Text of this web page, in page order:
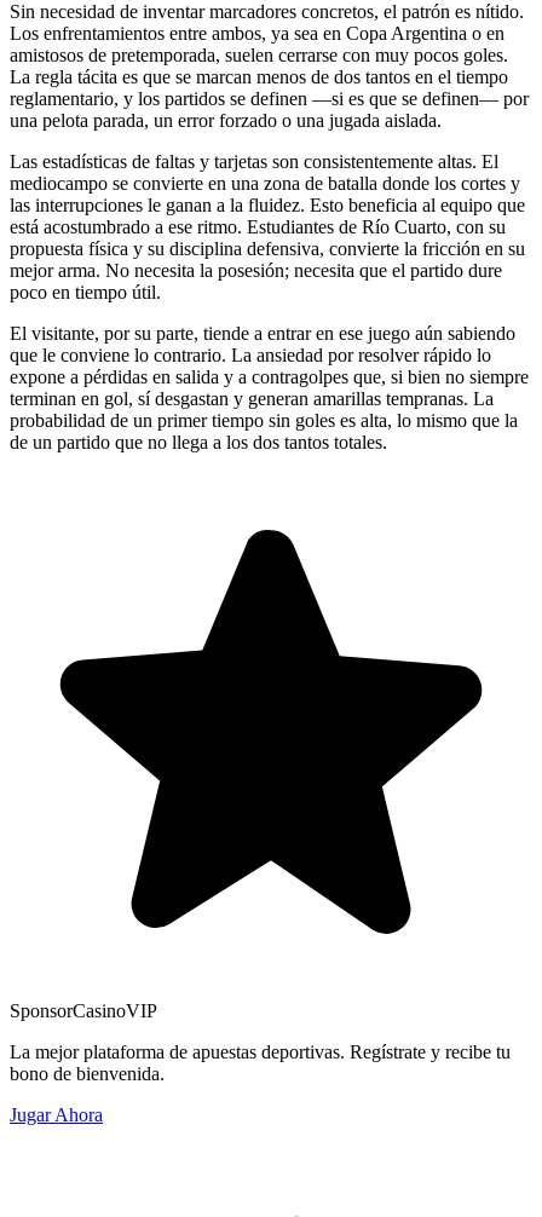
Sin necesidad de inventar marcadores concretos, el patrón es nítido.
Los enfrentamientos entre ambos, ya sea en Copa Argentina o en
amistosos de pretemporada, suelen cerrarse con muy pocos goles.
La regla tácita es que se marcan menos de dos tantos en el tiempo
reglamentario, y los partidos se definen —si es que se definen— por
una pelota parada, un error forzado o una jugada aislada.
Las estadísticas de faltas y tarjetas son consistentemente altas. El
mediocampo se convierte en una zona de batalla donde los cortes y
las interrupciones le ganan a la fluidez. Esto beneficia al equipo que
está acostumbrado a ese ritmo. Estudiantes de Río Cuarto, con su
propuesta física y su disciplina defensiva, convierte la fricción en su
mejor arma. No necesita la posesión; necesita que el partido dure
poco en tiempo útil.
El visitante, por su parte, tiende a entrar en ese juego aún sabiendo
que le conviene lo contrario. La ansiedad por resolver rápido lo
expone a pérdidas en salida y a contragolpes que, si bien no siempre
terminan en gol, sí desgastan y generan amarillas tempranas. La
probabilidad de un primer tiempo sin goles es alta, lo mismo que la
de un partido que no llega a los dos tantos totales.
SponsorCasinoVIP
La mejor plataforma de apuestas deportivas. Regístrate y recibe tu
bono de bienvenida.
Jugar Ahora